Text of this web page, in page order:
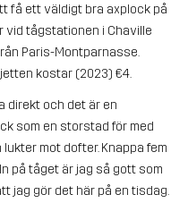
få ett väldigt bra axplock på
vid tågstationen i Chaville
Paris-Montparnasse.
kostar (2023) €4.
direkt och det är en
som en storstad för med
mot dofter. Knappa fem
på tåget är jag så gott som
jag gör det här på en tisdag.